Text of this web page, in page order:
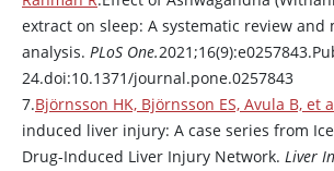
extract on sleep: A systematic review and
analysis. PLoS One.
24.doi:10.1371/journal.pone.0257843
7.Björnsson HK, Björnsson ES, Avula B, et
induced liver injury: A case series from
Drug-Induced Liver Injury Network. Liver